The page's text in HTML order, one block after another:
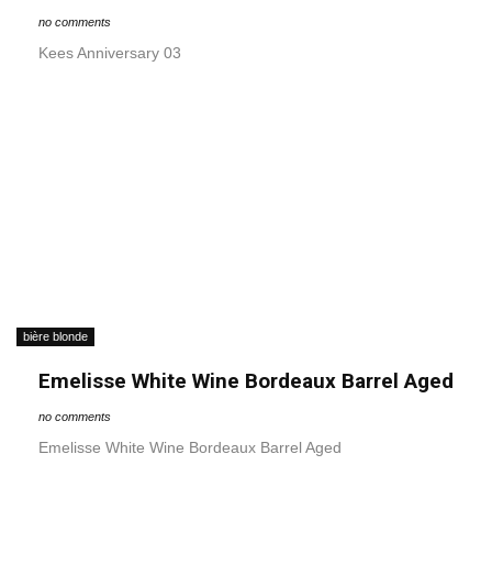
no comments
Kees Anniversary 03
bière blonde
Emelisse White Wine Bordeaux Barrel Aged
no comments
Emelisse White Wine Bordeaux Barrel Aged